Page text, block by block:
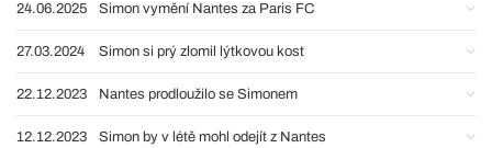
24.06.2025 Simon vymění Nantes za Paris FC
27.03.2024 Simon si prý zlomil lýtkovou kost
22.12.2023 Nantes prodloužilo se Simonem
12.12.2023 Simon by v létě mohl odejít z Nantes